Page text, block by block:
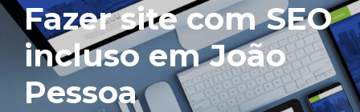
Fazer site com SEO
incluso em João
Pessoa